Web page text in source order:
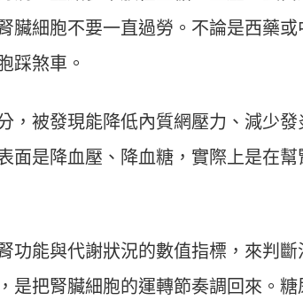
臟細胞不要一直過勞。不論是西藥
踩煞車。
，被發現能降低內質網壓力、減少
面是降血壓、降血糖，實際上是在
功能與代謝狀況的數值指標，來判
是把腎臟細胞的運轉節奏調回來。